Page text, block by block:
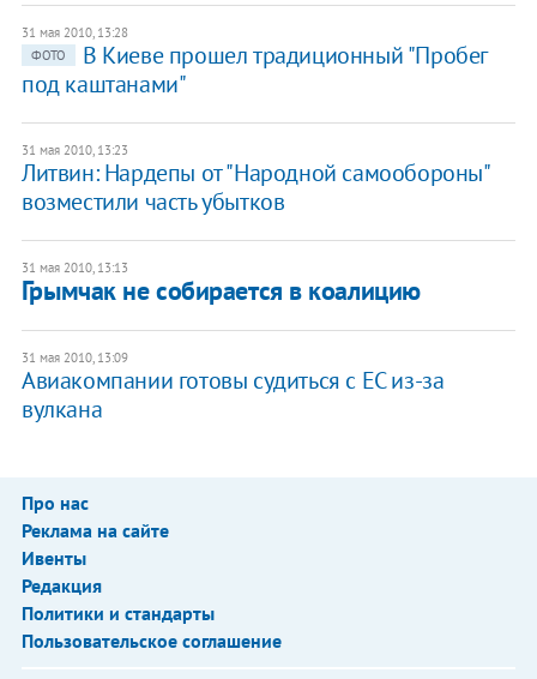
31 мая 2010, 13:28
ФОТО
В Киеве прошел традиционный "Пробег
под каштанами"
31 мая 2010, 13:23
Литвин: Нардепы от "Народной самообороны"
возместили часть убытков
31 мая 2010, 13:13
Грымчак не собирается в коалицию
31 мая 2010, 13:09
Авиакомпании готовы судиться с ЕС из-за
вулкана
Про нас
Реклама на сайте
Ивенты
Редакция
Политики и стандарты
Пользовательское соглашение